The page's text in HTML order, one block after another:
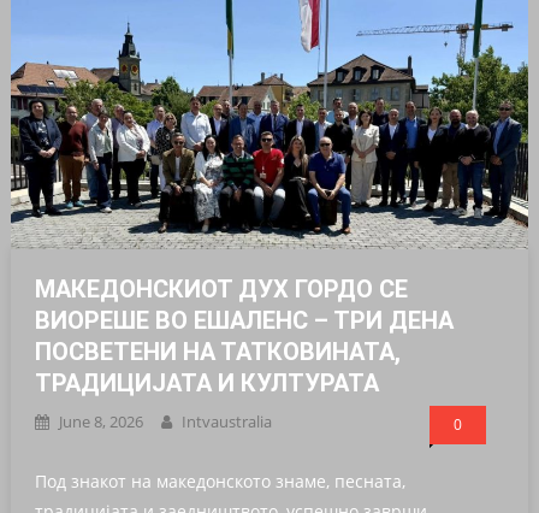
МАКЕДОНСКИОТ ДУХ ГОРДО СЕ
ВИОРЕШЕ ВО ЕШАЛЕНС – ТРИ ДЕНА
ПОСВЕТЕНИ НА ТАТКОВИНАТА,
ТРАДИЦИЈАТА И КУЛТУРАТА
June 8, 2026 Intvaustralia 0
Под знакот на македонското знаме, песната,